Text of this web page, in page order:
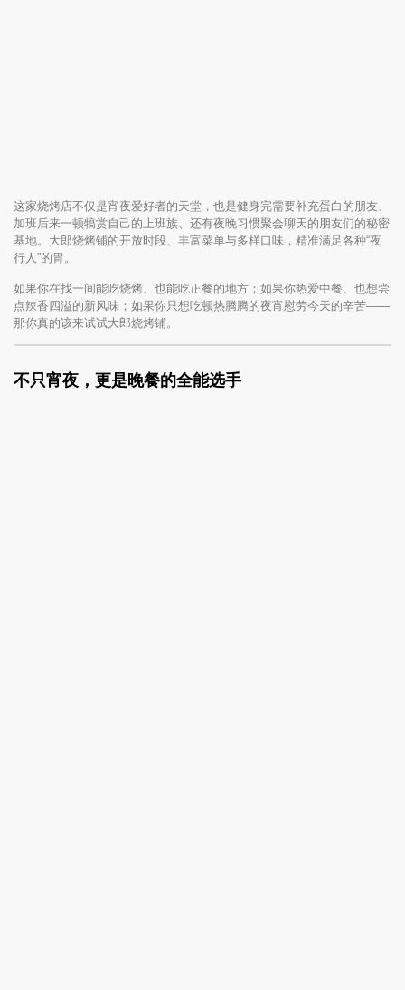
这家烧烤店不仅是宵夜爱好者的天堂，也是健身完需要补充蛋白的朋友、
加班后来一顿犒赏自己的上班族、还有夜晚习惯聚会聊天的朋友们的秘密
基地。大郎烧烤铺的开放时段、丰富菜单与多样口味，精准满足各种“夜
行人”的胃。
如果你在找一间能吃烧烤、也能吃正餐的地方；如果你热爱中餐、也想尝
点辣香四溢的新风味；如果你只想吃顿热腾腾的夜宵慰劳今天的辛苦——
那你真的该来试试大郎烧烤铺。
不只宵夜，更是晚餐的全能选手